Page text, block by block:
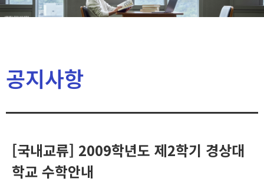
공지사항
[국내교류] 2009학년도 제2학기 경상대
학교 수학안내